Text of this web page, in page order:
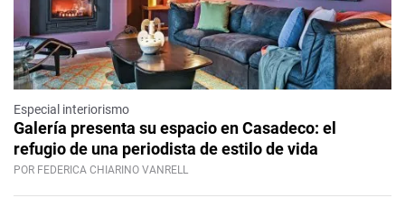
Especial interiorismo
Galería presenta su espacio en Casadeco: el
refugio de una periodista de estilo de vida
POR FEDERICA CHIARINO VANRELL